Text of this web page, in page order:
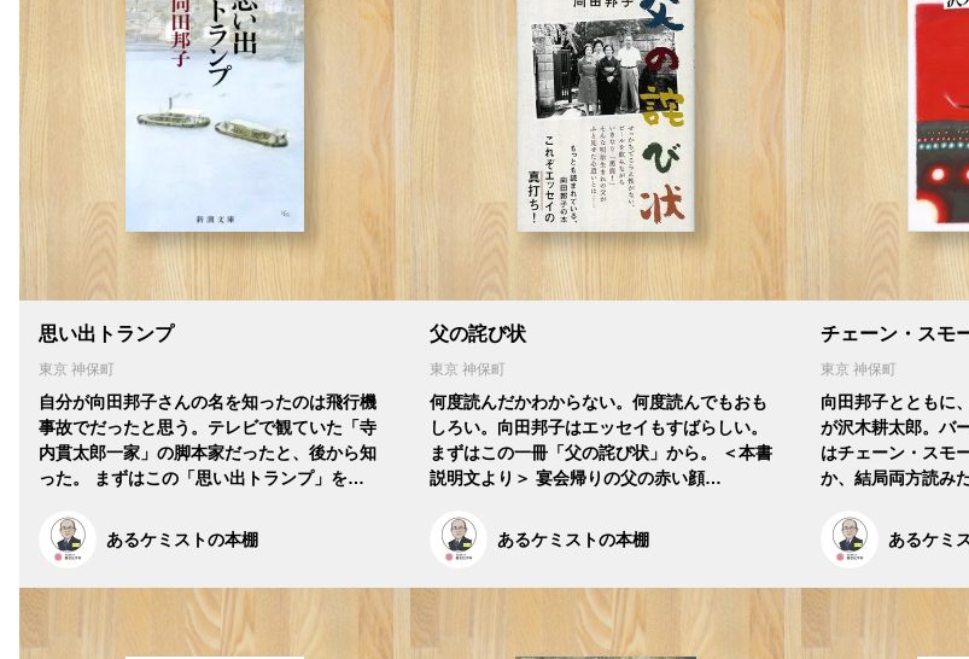
思い出トランプ
東京 神保町
自分が向田邦子さんの名を知ったのは飛行機
事故でだったと思う。テレビで観ていた「寺
内貫太郎一家」の脚本家だったと、後から知
った。 まずはこの「思い出トランプ」を…
あるケミストの本棚
父の詫び状
東京 神保町
何度読んだかわからない。何度読んでもおも
しろい。向田邦子はエッセイもすばらしい。
まずはこの一冊「父の詫び状」から。 ＜本書
説明文より＞ 宴会帰りの父の赤い顔…
あるケミストの本棚
チェーン・スモ
東京 神保町
向田邦子とともに
が沢木耕太郎。バ
はチェーン・スモ
か、結局両方読み
あるケミ